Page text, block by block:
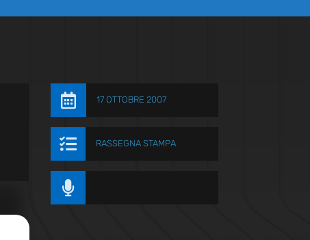
 17 OTTOBRE 2007
 RASSEGNA STAMPA
